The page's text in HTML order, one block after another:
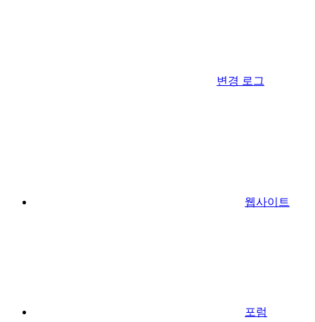
변경 로그
웹사이트
포럼